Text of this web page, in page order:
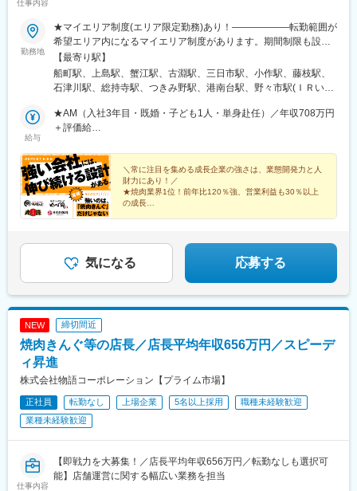
仕事内容
勤務地
★マイエリア制度(エリア限定勤務)あり！――――――転勤範囲が
希望エリア内になるマイエリア制度があります。期間制限も設け
ず、1年後に利用解除も可能です。（待遇や昇給条件で通常社員と
差異はありません。対象は既婚者と介護者）。＜全国＞北海道、
岩手、宮城、山形、福島、栃木、群馬、茨城、埼玉、神奈川、千
福井、京都、大阪、兵庫、奈良、和歌山、岡山、愛媛、香川、広
島、山口、福岡、熊本、大分、長崎、佐賀、宮崎、鹿児島の各直
度あり★勤務時間帯や転居を伴う異動の有無を選べるリージョナ
ル制度も稼働中（一部エリアを除きます）状況に応じて、転勤な
しも選択できます★毎年7連休×2回取得できるレインボー休暇★
家族手当（配偶者月1万円／子ども1人あたり5000円）★単身赴任
手当（月8万2000円＋月1回の帰省交通費全額支給）★社員寮（ワ
道・光熱費のみ！★賞与年2回（平均4カ月分）※過去支給実績
100％
【最寄り駅】
船町駅、上島駅、蟹江駅、古淵駅、三日市駅、小作駅、藤枝駅、
石津川駅、総持寺駅、つきみ野駅、港南台駅、野々市駅(ＩＲいし
咲駅、東武宇都宮駅、都府楼南駅、梅島駅、上福岡駅、高座渋谷
駅、鷹の台駅、会津若松駅、西熊本駅、中野栄駅、薬師堂駅(宮城
府中駅(東京都)、駒沢大学駅、東川口駅、北久米駅、高宮駅(福岡
県)、赤堀駅、岐南駅、南郷１８丁目駅、新前橋駅、甲府駅、山形
駅、津駅、新高岡駅、綾羅木駅、伏石駅、新宮中央駅、久留米高
校前駅、五香駅、粟島駅、鶴崎駅、辻堂駅、土浦駅、牛久駅、本
厚木駅、藤沢駅、左石駅、新鳥栖駅、小山駅、名鉄岐阜駅、東松
(京阪線)、中書島駅、今宿駅、茂林寺前駅、熊西駅、北久里浜駅、
美濃青柳駅、岡本駅(栃木県)、井尻駅、針中野駅、酒殿駅、高崎問
駅、八代駅、岩槻駅、東酒田駅、金沢駅、日宇駅、海の公園柴口
駅、亀井駅、古見駅(愛知県)、狛江駅、古河駅、名張駅、南福島
駅、多治見駅、武蔵境駅、郡山富田駅、上北台駅、宮崎台駅、上
大岡駅、北戸田駅、水沢駅、東武動物公園駅、草加駅、蛇田駅、
尾張星の宮駅、新座駅、恩田駅、球場前駅(岡山県)、上板橋駅、石
央駅、古高松駅、蕨駅、塚田駅、八尾駅、横堤駅、本庄駅、海老
名駅(相模線)、六本木駅、広瀬通駅、小池駅、駅前駅、南越谷駅、
駅、花小金井駅、南久留米駅、荒井駅(宮城県)、安芸長束駅、春日
井駅(中央本線)、千代県庁口駅、豊春駅、太田駅(群馬県)、新下関
給与
★AM（入社3年目・既婚・子ども1人・単身赴任）／年収708万円
＋評価給
円＋評価給
＼常に注目を集める成長企業の強さは、業態開発力と人
財力にあり！／
★焼肉業界1位！前年比120％強、営業利益も30％以上
の成長
気になる 応募する
NEW 締切間近
焼肉きんぐ等の店長／店長平均年収656万円／スピーデ
ィ昇進
株式会社物語コーポレーション【プライム市場】
正社員 転勤なし 上場企業 5名以上採用
職種未経験歓迎
業種未経験歓迎
仕事内容
【即戦力を大募集！／店長平均年収656万円／転勤なしも選択可
能】店舗運営に関する幅広い業務を担当